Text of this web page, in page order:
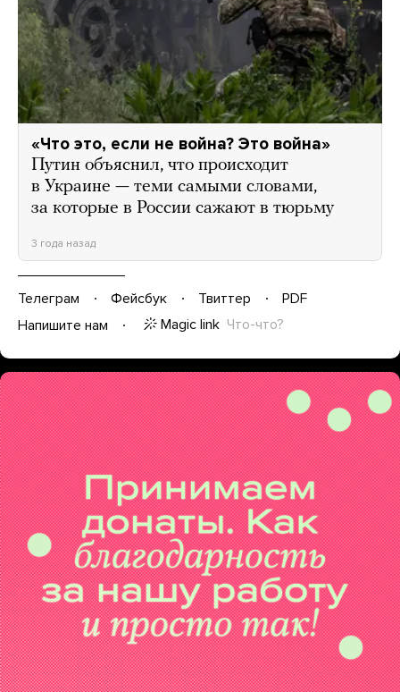
«Что это, если не война? Это война»
Путин объяснил, что происходит
в Украине — теми самыми словами,
за которые в России сажают в тюрьму
3 года назад
Телеграм Фейсбук Твиттер
PDF
Напишите нам
Magic link Что-что?